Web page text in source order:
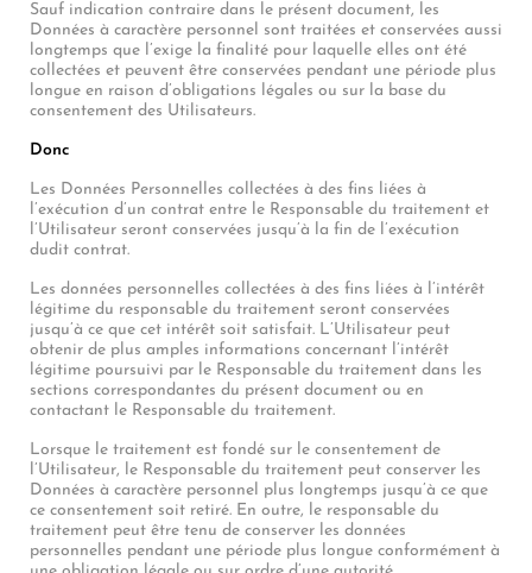
Sauf indication contraire dans le présent document, les
Données à caractère personnel sont traitées et conservées aussi
longtemps que l’exige la finalité pour laquelle elles ont été
collectées et peuvent être conservées pendant une période plus
longue en raison d’obligations légales ou sur la base du
consentement des Utilisateurs.
Donc
Les Données Personnelles collectées à des fins liées à
l’exécution d’un contrat entre le Responsable du traitement et
l’Utilisateur seront conservées jusqu’à la fin de l’exécution
dudit contrat.
Les données personnelles collectées à des fins liées à l’intérêt
légitime du responsable du traitement seront conservées
jusqu’à ce que cet intérêt soit satisfait. L’Utilisateur peut
obtenir de plus amples informations concernant l’intérêt
légitime poursuivi par le Responsable du traitement dans les
sections correspondantes du présent document ou en
contactant le Responsable du traitement.
Lorsque le traitement est fondé sur le consentement de
l’Utilisateur, le Responsable du traitement peut conserver les
Données à caractère personnel plus longtemps jusqu’à ce que
ce consentement soit retiré. En outre, le responsable du
traitement peut être tenu de conserver les données
personnelles pendant une période plus longue conformément à